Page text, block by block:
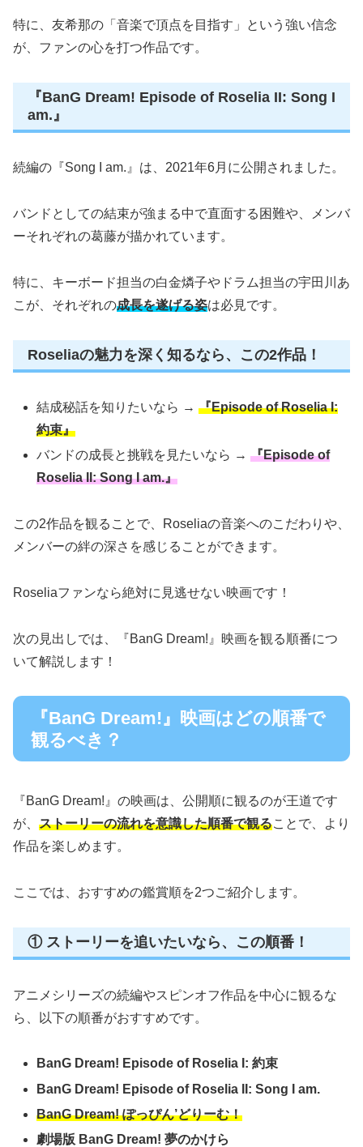
特に、友希那の「音楽で頂点を目指す」という強い信念
が、ファンの心を打つ作品です。
『BanG Dream! Episode of Roselia II: Song I
am.』
続編の『Song I am.』は、2021年6月に公開されました。
バンドとしての結束が強まる中で直面する困難や、メンバ
ーそれぞれの葛藤が描かれています。
特に、キーボード担当の白金燐子やドラム担当の宇田川あ
こが、それぞれの成長を遂げる姿は必見です。
Roseliaの魅力を深く知るなら、この2作品！
結成秘話を知りたいなら →『Episode of Roselia I:
約束』
バンドの成長と挑戦を見たいなら →『Episode of
Roselia II: Song I am.』
この2作品を観ることで、Roseliaの音楽へのこだわりや、
メンバーの絆の深さを感じることができます。
Roseliaファンなら絶対に見逃せない映画です！
次の見出しでは、『BanG Dream!』映画を観る順番につ
いて解説します！
『BanG Dream!』映画はどの順番で
観るべき？
『BanG Dream!』の映画は、公開順に観るのが王道です
が、 ストーリーの流れを意識した順番で観ることで、より
作品を楽しめます。
ここでは、おすすめの鑑賞順を2つご紹介します。
① ストーリーを追いたいなら、この順番！
アニメシリーズの続編やスピンオフ作品を中心に観るな
ら、以下の順番がおすすめです。
BanG Dream! Episode of Roselia I: 約束
BanG Dream! Episode of Roselia II: Song I am.
BanG Dream! ぽっぴん’どりーむ！
劇場版 BanG Dream! 夢のかけら